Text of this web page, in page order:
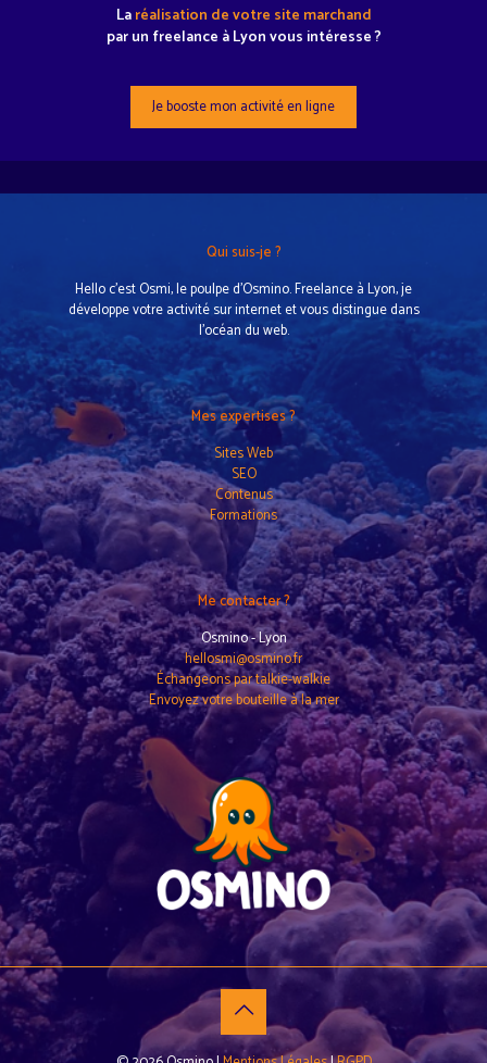
Laréalisation de votre site marchand
par un freelance à Lyon vous intéresse ?
Je booste mon activité en ligne
Qui suis-je ?
Hello c’est Osmi, le poulpe d’Osmino. Freelance à Lyon, je
développe votre activité sur internet et vous distingue dans
l'océan du web.
Mes expertises ?
Sites Web
SEO
Contenus
Formations
Me contacter ?
Osmino - Lyon
hellosmi@osmino.fr
Échangeons par talkie-walkie
Envoyez votre bouteille à la mer